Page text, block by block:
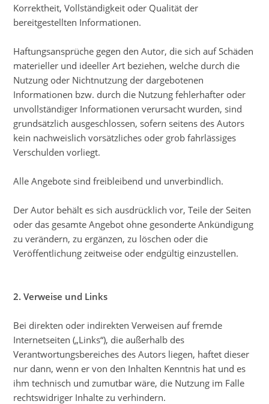
Korrektheit, Vollständigkeit oder Qualität der
bereitgestellten Informationen.
Haftungsansprüche gegen den Autor, die sich auf Schäden
materieller und ideeller Art beziehen, welche durch die
Nutzung oder Nichtnutzung der dargebotenen
Informationen bzw. durch die Nutzung fehlerhafter oder
unvollständiger Informationen verursacht wurden, sind
grundsätzlich ausgeschlossen, sofern seitens des Autors
kein nachweislich vorsätzliches oder grob fahrlässiges
Verschulden vorliegt.
Alle Angebote sind freibleibend und unverbindlich.
Der Autor behält es sich ausdrücklich vor, Teile der Seiten
oder das gesamte Angebot ohne gesonderte Ankündigung
zu verändern, zu ergänzen, zu löschen oder die
Veröffentlichung zeitweise oder endgültig einzustellen.
2. Verweise und Links
Bei direkten oder indirekten Verweisen auf fremde
Internetseiten („Links“), die außerhalb des
Verantwortungsbereiches des Autors liegen, haftet dieser
nur dann, wenn er von den Inhalten Kenntnis hat und es
ihm technisch und zumutbar wäre, die Nutzung im Falle
rechtswidriger Inhalte zu verhindern.